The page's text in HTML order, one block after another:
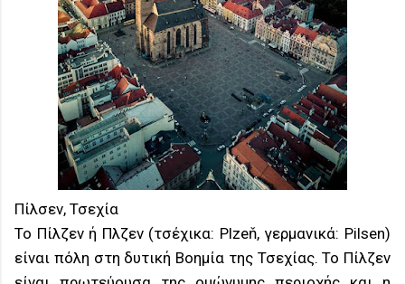
Πίλσεν, Τσεχία
Το Πίλζεν ή Πλζεν (τσέχικα: Plzeň, γερμανικά: Pilsen)
είναι πόλη στη δυτική Βοημία της Τσεχίας. Το Πίλζεν